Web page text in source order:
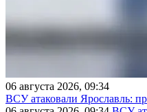
06 августа 2026, 09:34
ВСУ атаковали Ярославль: